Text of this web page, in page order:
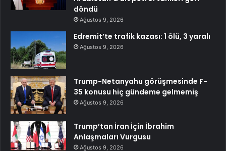
döndü
Ağustos 9, 2026
Edremit’te trafik kazası: 1 ölü, 3 yaralı
Ağustos 9, 2026
Trump-Netanyahu görüşmesinde F-
35 konusu hiç gündeme gelmemiş
Ağustos 9, 2026
Trump’tan İran İçin İbrahim
Anlaşmaları Vurgusu
Ağustos 9, 2026